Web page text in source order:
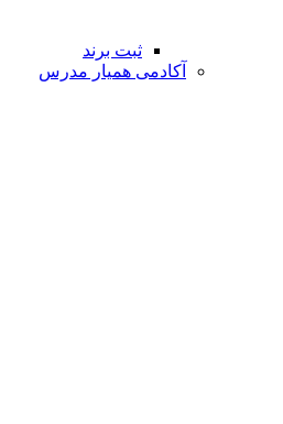
ثبت برند
آکادمی همیار مدرس